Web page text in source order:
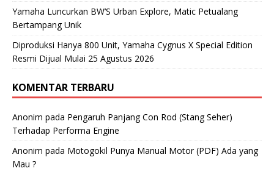
Yamaha Luncurkan BW’S Urban Explore, Matic Petualang
Bertampang Unik
Diproduksi Hanya 800 Unit, Yamaha Cygnus X Special Edition
Resmi Dijual Mulai 25 Agustus 2026
KOMENTAR TERBARU
Anonim pada Pengaruh Panjang Con Rod (Stang Seher)
Terhadap Performa Engine
Anonim pada Motogokil Punya Manual Motor (PDF) Ada yang
Mau ?